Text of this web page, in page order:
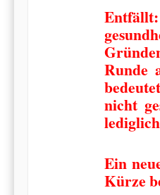
Runde
nicht
Ein
Kürze